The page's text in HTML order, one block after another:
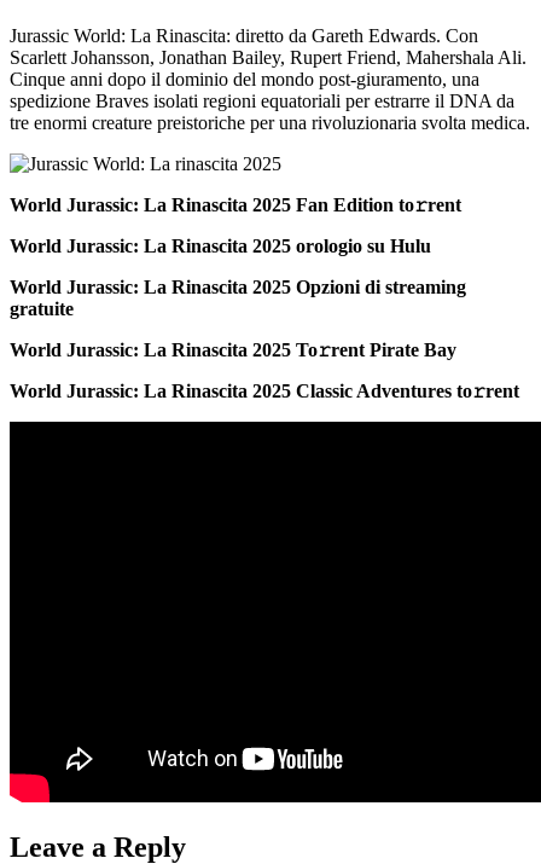
Jurassic World: La Rinascita: diretto da Gareth Edwards. Con
Scarlett Johansson, Jonathan Bailey, Rupert Friend, Mahershala Ali.
Cinque anni dopo il dominio del mondo post-giuramento, una
spedizione Braves isolati regioni equatoriali per estrarre il DNA da
tre enormi creature preistoriche per una rivoluzionaria svolta medica.
World Jurassic: La Rinascita 2025 Fan Edition to𝚛rent
World Jurassic: La Rinascita 2025 orologio su Hulu
World Jurassic: La Rinascita 2025 Opzioni di streaming
gratuite
World Jurassic: La Rinascita 2025 To𝚛rent Pirate Bay
World Jurassic: La Rinascita 2025 Classic Adventures to𝚛rent
Leave a Reply